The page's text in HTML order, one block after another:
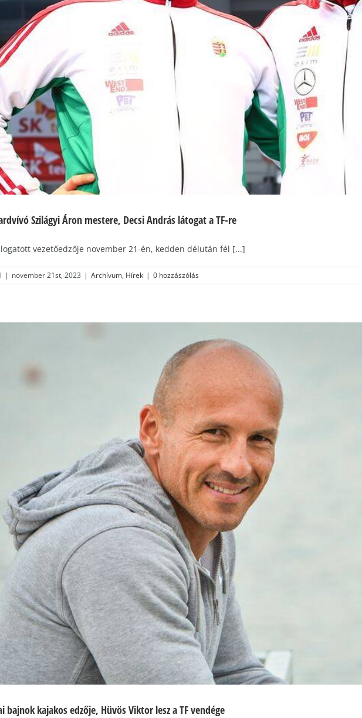
Szilágyi Áron mestere, Decsi András látogat a TF-re
vezetőedzője november 21-én, kedden délután fél [...]
| november 21st, 2023 | Archívum, Hírek | 0 hozzászólás
bajnok kajakos edzője, Hüvös Viktor lesz a TF vendége